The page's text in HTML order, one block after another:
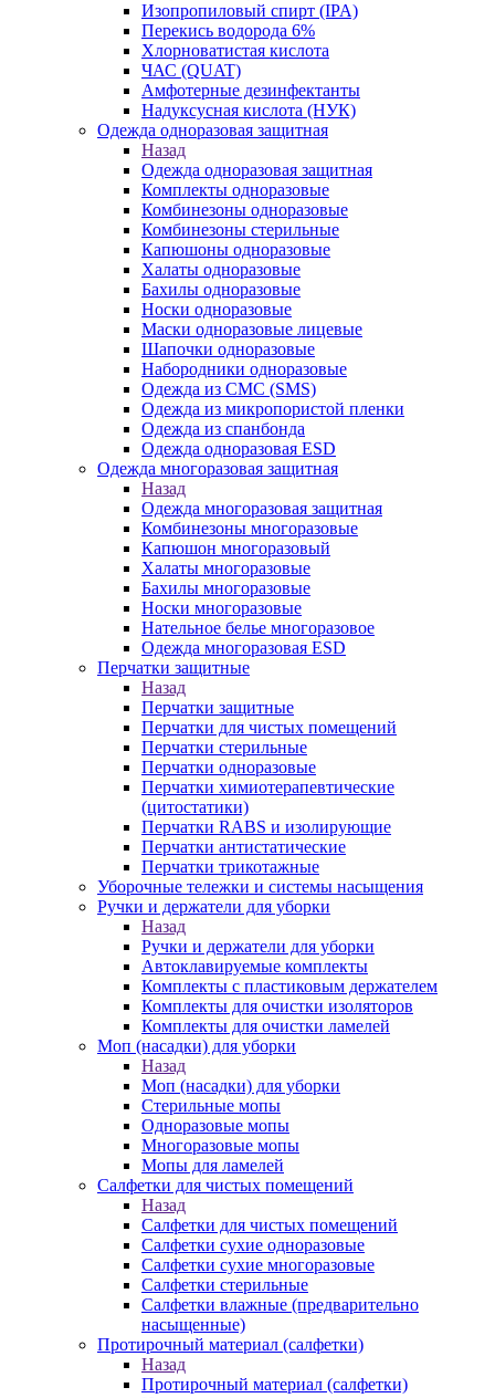
Изопропиловый спирт (IPA)
Перекись водорода 6%
Хлорноватистая кислота
ЧАС (QUAT)
Амфотерные дезинфектанты
Надуксусная кислота (НУК)
Одежда одноразовая защитная
Назад
Одежда одноразовая защитная
Комплекты одноразовые
Комбинезоны одноразовые
Комбинезоны стерильные
Капюшоны одноразовые
Халаты одноразовые
Бахилы одноразовые
Носки одноразовые
Маски одноразовые лицевые
Шапочки одноразовые
Набородники одноразовые
Одежда из СМС (SMS)
Одежда из микропористой пленки
Одежда из спанбонда
Одежда одноразовая ESD
Одежда многоразовая защитная
Назад
Одежда многоразовая защитная
Комбинезоны многоразовые
Капюшон многоразовый
Халаты многоразовые
Бахилы многоразовые
Носки многоразовые
Нательное белье многоразовое
Одежда многоразовая ESD
Перчатки защитные
Назад
Перчатки защитные
Перчатки для чистых помещений
Перчатки стерильные
Перчатки одноразовые
Перчатки химиотерапевтические
(цитостатики)
Перчатки RABS и изолирующие
Перчатки антистатические
Перчатки трикотажные
Уборочные тележки и системы насыщения
Ручки и держатели для уборки
Назад
Ручки и держатели для уборки
Автоклавируемые комплекты
Комплекты с пластиковым держателем
Комплекты для очистки изоляторов
Комплекты для очистки ламелей
Моп (насадки) для уборки
Назад
Моп (насадки) для уборки
Стерильные мопы
Одноразовые мопы
Многоразовые мопы
Мопы для ламелей
Салфетки для чистых помещений
Назад
Салфетки для чистых помещений
Салфетки сухие одноразовые
Салфетки сухие многоразовые
Салфетки стерильные
Салфетки влажные (предварительно
насыщенные)
Протирочный материал (салфетки)
Назад
Протирочный материал (салфетки)